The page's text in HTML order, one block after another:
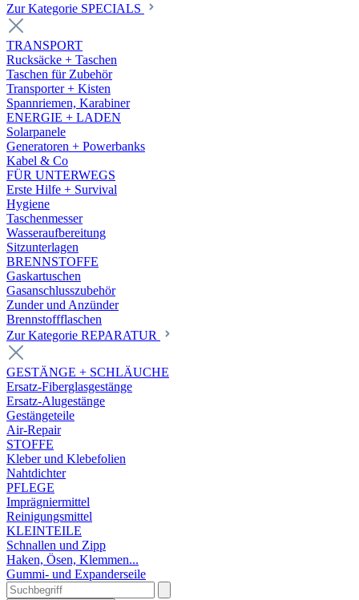
Zur Kategorie SPECIALS
TRANSPORT
Rucksäcke + Taschen
Taschen für Zubehör
Transporter + Kisten
Spannriemen, Karabiner
ENERGIE + LADEN
Solarpanele
Generatoren + Powerbanks
Kabel & Co
FÜR UNTERWEGS
Erste Hilfe + Survival
Hygiene
Taschenmesser
Wasseraufbereitung
Sitzunterlagen
BRENNSTOFFE
Gaskartuschen
Gasanschlusszubehör
Zunder und Anzünder
Brennstoffflaschen
Zur Kategorie REPARATUR
GESTÄNGE + SCHLÄUCHE
Ersatz-Fiberglasgestänge
Ersatz-Alugestänge
Gestängeteile
Air-Repair
STOFFE
Kleber und Klebefolien
Nahtdichter
PFLEGE
Imprägniermittel
Reinigungsmittel
KLEINTEILE
Schnallen und Zipp
Haken, Ösen, Klemmen...
Gummi- und Expanderseile